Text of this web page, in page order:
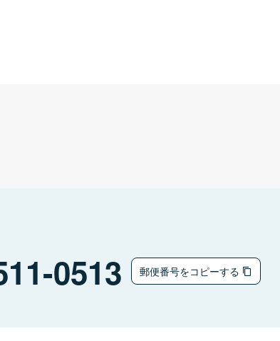
0513 郵便番号をコピーする